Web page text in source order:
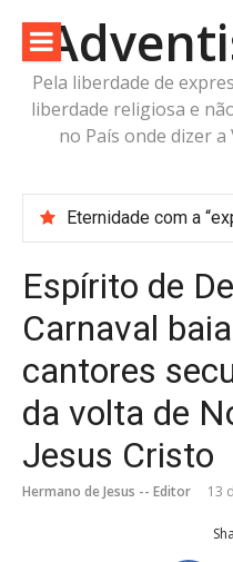
para
conteúdoPela liberdade de
liberdade religiosa e
no País onde dizer
Espírito de
Carnaval
cantores
da volta de
Jesus Cristo
Hermano de Jesus -- Editor 13